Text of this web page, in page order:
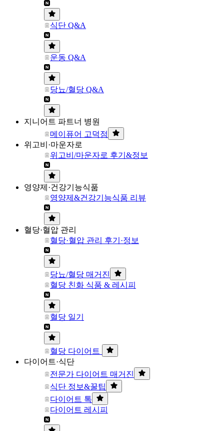
식단 Q&A
운동 Q&A
당뇨/혈당 Q&A
지니어트 파트너 병원
메이퓨어 고덕점
위고비·마운자로
위고비/마운자로 후기&정보
영양제·건강기능식품
영양제&건강기능식품 리뷰
혈당·혈압 관리
혈당·혈압 관리 후기·정보
당뇨/혈당 매거진
혈당 친화 식품 & 레시피
혈당 일기
혈당 다이어트
다이어트·식단
전문가 다이어트 매거진
식단 정보&꿀팁
다이어트 톡
다이어트 레시피